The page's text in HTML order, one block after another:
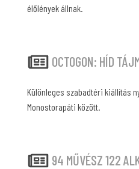
élőlények állnak.
OCTOGON: HÍD
Különleges szabadtéri kiállítás
Monostorapáti között.
94 MŰVÉSZ 122